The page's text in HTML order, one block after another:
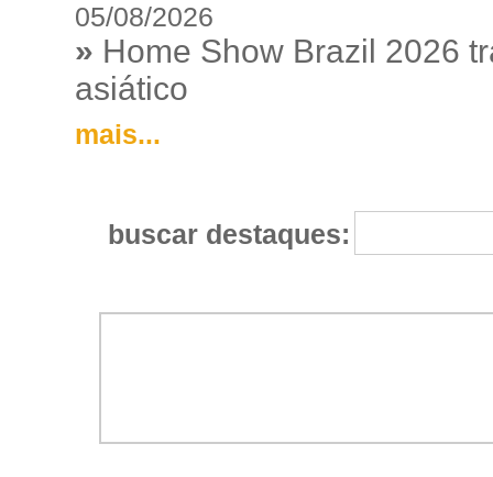
05/08/2026
» Home Show Brazil 2026
asiático
mais...
buscar destaques: